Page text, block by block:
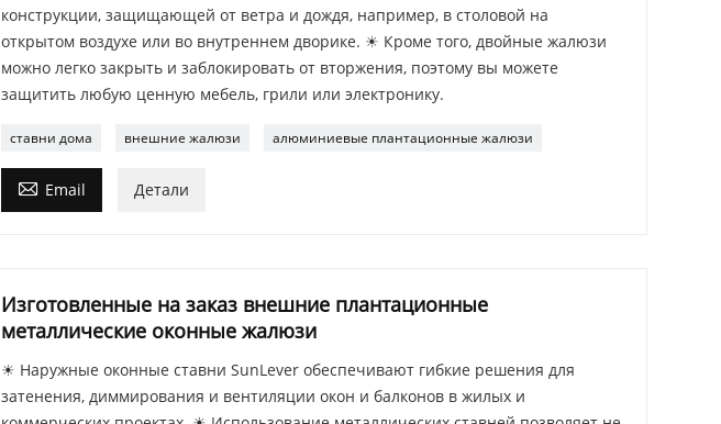
конструкции, защищающей от ветра и дождя, например, в столовой на
открытом воздухе или во внутреннем дворике. ☀ Кроме того, двойные жалюзи
можно легко закрыть и заблокировать от вторжения, поэтому вы можете
защитить любую ценную мебель, грили или электронику.
ставни дома внешние жалюзи алюминиевые плантационные жалюзи
 Email Детали
Изготовленные на заказ внешние плантационные
металлические оконные жалюзи
☀ Наружные оконные ставни SunLever обеспечивают гибкие решения для
затенения, диммирования и вентиляции окон и балконов в жилых и